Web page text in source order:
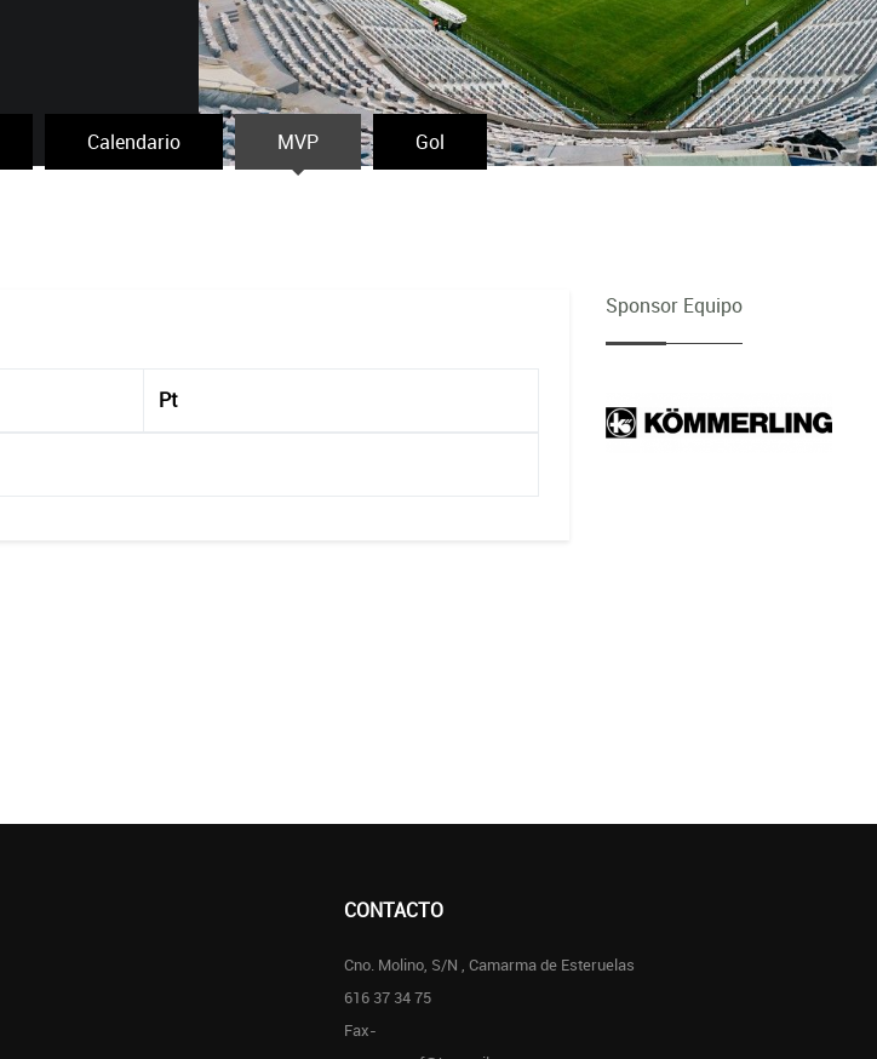
Calendario MVP Gol
Pt
Sponsor Equipo
CONTACTO
Cno. Molino, S/N , Camarma de Esteruelas
616 37 34 75
Fax-